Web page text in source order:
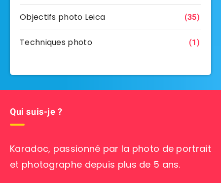
Objectifs photo Leica (35)
Techniques photo (1)
Qui suis-je ?
Karadoc, passionné par la photo de portrait
et photographe depuis plus de 5 ans.